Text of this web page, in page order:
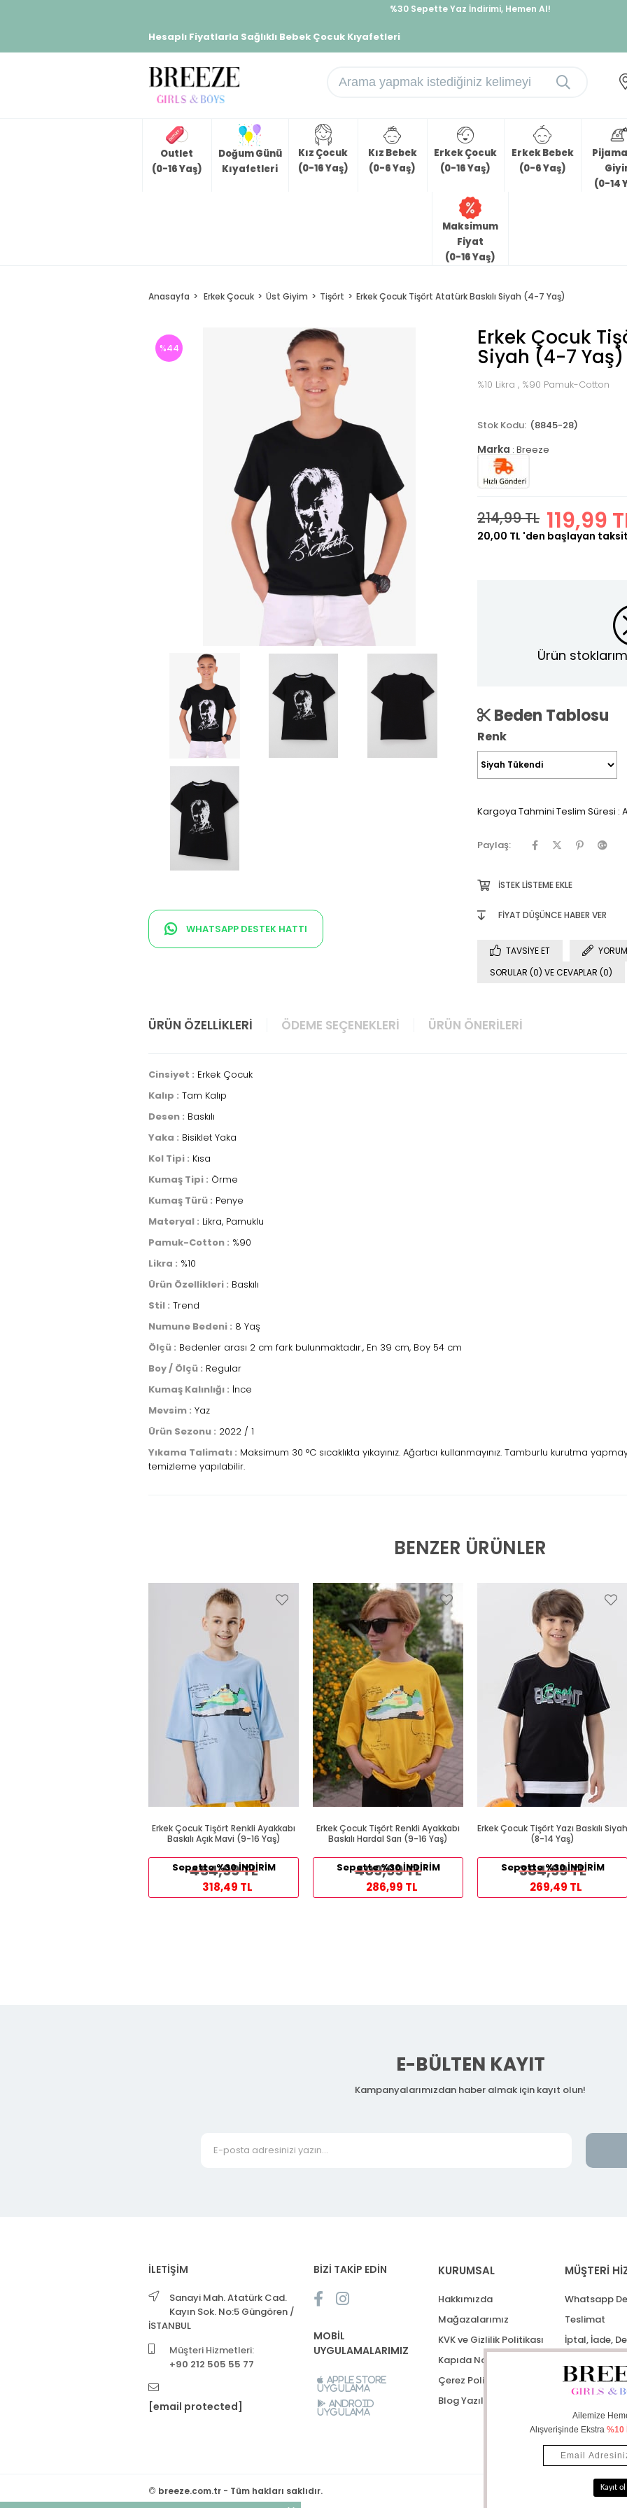
%30 Sepette Yaz İndirimi, Hemen Al!
Hesaplı Fiyatlarla Sağlıklı Bebek Çocuk Kıyafetleri
Outlet
(0-16 Yaş)
Doğum Günü
Kıyafetleri
Kız Çocuk
(0-16 Yaş)
Kız Bebek
(0-6 Yaş)
Erkek Çocuk
(0-16 Yaş)
Erkek Bebek
(0-6 Yaş)
(0-14
Maksimum
Fiyat
(0-16 Yaş)
Anasayfa Erkek Çocuk Üst Giyim Tişört Erkek Çocuk Tişört Atatürk Baskılı Siyah (4-7 Yaş)
%44
WHATSAPP DESTEK HATTI
Erkek Çocuk
Siyah (4-7 Yaş)
%10 Likra , %90 Pamuk-Cotton
(8845-28)
Marka : Breeze
214,99 TL 119,99
20,00 TL 'den başlayan
Ürün
Beden Tablosu
Renk
Kargoya Tahmini Teslim Süresi :
Paylaş:
İSTEK LISTEME EKLE
FIYAT DÜŞÜNCE HABER VER
TAVSIYE ET
SORULAR (0) VE CEVAPLAR (0)
ÜRÜN ÖZELLIKLERI ÖDEME SEÇENEKLERI ÜRÜN ÖNERILERI
Cinsiyet : Erkek Çocuk
Kalıp : Tam Kalıp
Desen : Baskılı
Yaka : Bisiklet Yaka
Kol Tipi : Kısa
Kumaş Tipi : Örme
Kumaş Türü : Penye
Materyal : Likra, Pamuklu
Pamuk-Cotton : %90
Likra : %10
Ürün Özellikleri : Baskılı
Stil : Trend
Numune Bedeni : 8 Yaş
Ölçü : Bedenler arası 2 cm fark bulunmaktadır., En 39 cm, Boy 54 cm
Boy / Ölçü : Regular
Kumaş Kalınlığı : İnce
Mevsim : Yaz
Ürün Sezonu : 2022 / 1
Yıkama Talimatı : Maksimum 30 °C sıcaklıkta yıkayınız. Ağartıcı kullanmayınız. Tamburlu kurutma
temizleme yapılabilir.
BENZER ÜRÜNLER
Erkek Çocuk Tişört Renkli Ayakkabı
Baskılı Açık Mavi (9-16 Yaş)
454,99 TL
Sepette %30 İNDİRİM
318,49 TL
Erkek Çocuk Tişört Renkli Ayakkabı
Baskılı Hardal Sarı (9-16 Yaş)
409,99 TL
Sepette %30 İNDİRİM
286,99 TL
Erkek Çocuk Tişört Yazı Baskılı Siyah
(8-14 Yaş)
384,99 TL
Sepette %30 İNDİRİM
269,49 TL
E-BÜLTEN KAYIT
Kampanyalarımızdan haber almak için kayıt olun!
İLETİŞİM
Sanayi Mah. Atatürk Cad.
Kayın Sok. No:5 Güngören /
İSTANBUL
Müşteri Hizmetleri:
+90 212 505 55 77
[email protected]
BİZİ TAKİP EDİN
MOBİL
UYGULAMALARIMIZ
Apple Store
Uygulama
Android
Uygulama
KURUMSAL
Hakkımızda
Mağazalarımız
KVK ve Gizlilik Politikası
Kapıda Nakit Ödeme
Çerez Politikası
Blog Yazıları
MÜŞTERİ
Whatsapp
Teslimat
İptal, İade,
© breeze.com.tr - Tüm hakları saklıdır.